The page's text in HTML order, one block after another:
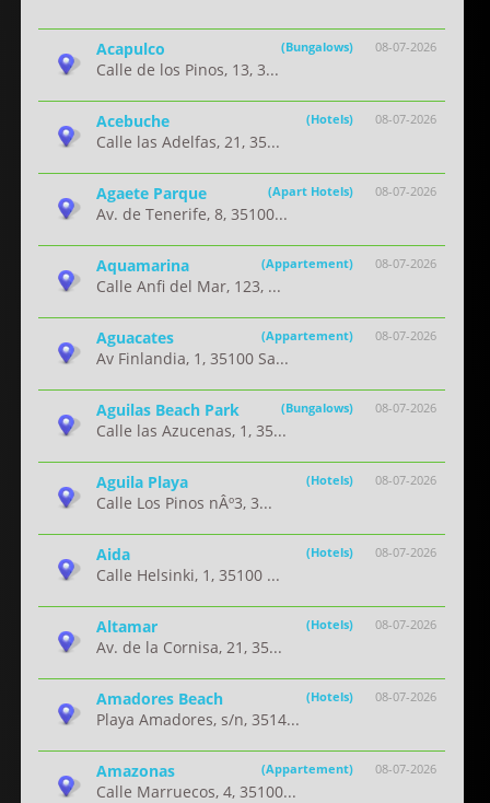
08-07-2026
Acapulco (Bungalows)
Calle de los Pinos, 13, 3...
08-07-2026
Acebuche (Hotels)
Calle las Adelfas, 21, 35...
08-07-2026
Agaete Parque (Apart Hotels)
Av. de Tenerife, 8, 35100...
08-07-2026
Aquamarina (Appartement)
Calle Anfi del Mar, 123, ...
08-07-2026
Aguacates (Appartement)
Av Finlandia, 1, 35100 Sa...
08-07-2026
Aguilas Beach Park (Bungalows)
Calle las Azucenas, 1, 35...
08-07-2026
Aguila Playa (Hotels)
Calle Los Pinos nÂº3, 3...
08-07-2026
Aida (Hotels)
Calle Helsinki, 1, 35100 ...
08-07-2026
Altamar (Hotels)
Av. de la Cornisa, 21, 35...
08-07-2026
Amadores Beach (Hotels)
Playa Amadores, s/n, 3514...
08-07-2026
Amazonas (Appartement)
Calle Marruecos, 4, 35100...